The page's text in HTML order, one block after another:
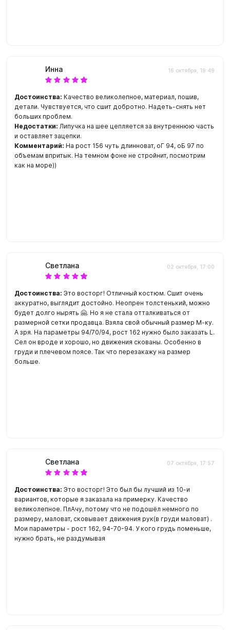
Инна 16 октября, 19:49
Достоинства: Качество великолепное, материал, пошив,
детали. Чувствуется, что сшит добротно. Надеть-снять нет
больших проблем.
Недостатки: Липучка на шее цепляется за внутреннюю часть
и оставляет зацепки.
Комментарий: На рост 156 чуть длинноват, оГ 94, оБ 97 по
объемам впритык. На темном фоне не стройнит, посмотрим
как на море))
Светлана 02 октября, 17:00
Достоинства: Это восторг! Отличный костюм. Сшит очень
аккуратно, выглядит достойно. Неопрен толстенький, можно
будет долго нырять 🤗. Но я не стала отталкиваться от
размерной сетки продавца. Взяла свой обычный размер М-ку.
А зря. На параметры 94/70/94, рост 162 нужно было заказать L.
Сел он вроде и хорошо, но движения скованы. Особенно в
груди и плечевом поясе. Так что перезакажу на размер
больше.
Светлана 07 октября, 17:57
Достоинства: Это восторг! Это был бы лучший из 10-и
вариантов, которые я заказала на примерку. Качество
великолепное. ПлАчу, потому что не подошёл немного по
размеру, маловат, сковывает движения рук(в груди маловат) .
Мои параметры - рост 162, 94-70-94. У кого грудь поменьше,
нужно брать, не раздумывая